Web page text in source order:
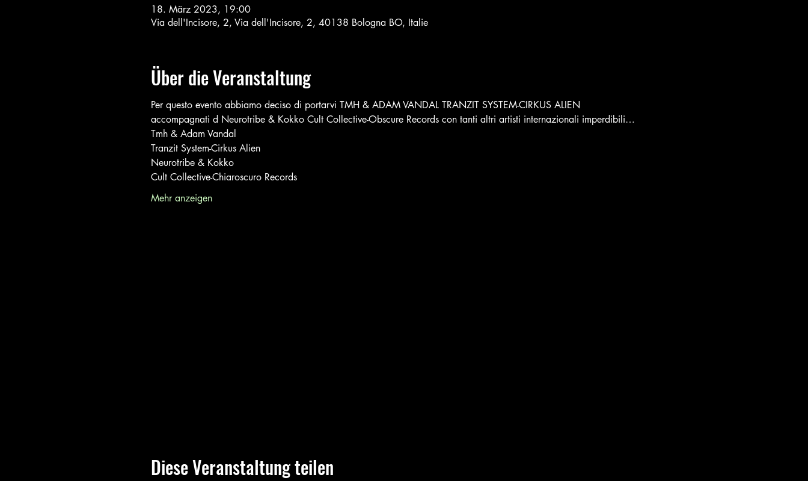
18. März 2023, 19:00
Via dell'Incisore, 2, Via dell'Incisore, 2, 40138 Bologna BO, Italie
Über die Veranstaltung
Per questo evento abbiamo deciso di portarvi TMH & ADAM VANDAL TRANZIT SYSTEM-CIRKUS ALIEN
accompagnati d Neurotribe & Kokko Cult Collective-Obscure Records con tanti altri artisti internazionali imperdibili…
Tmh & Adam Vandal
Tranzit System-Cirkus Alien
Neurotribe & Kokko
Cult Collective-Chiaroscuro Records
Mehr anzeigen
Diese Veranstaltung teilen